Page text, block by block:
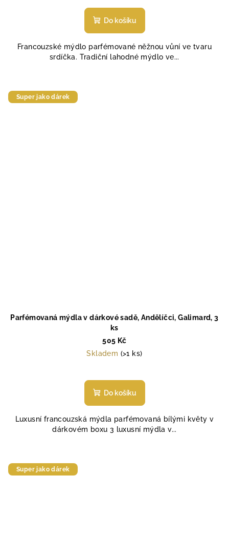
hodnocení
produktu
z
5
Do košíku
Francouzské mýdlo parfémované něžnou vůní ve tvaru
srdíčka. Tradiční lahodné mýdlo ve...
Super jako dárek
Parfémovaná mýdla v dárkové sadě, Andělíčci, Galimard, 3
ks
505 Kč
Skladem (>1 ks)
hodnocení
produktu
z
5
Do košíku
Luxusní francouzská mýdla parfémovaná bílými květy v
dárkovém boxu 3 luxusní mýdla v...
Super jako dárek